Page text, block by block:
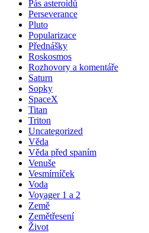
Pás asteroidů
Perseverance
Pluto
Popularizace
Přednášky
Roskosmos
Rozhovory a komentáře
Saturn
Sopky
SpaceX
Titan
Triton
Uncategorized
Věda
Věda před spaním
Venuše
Vesmírníček
Voda
Voyager 1 a 2
Země
Zemětřesení
Život